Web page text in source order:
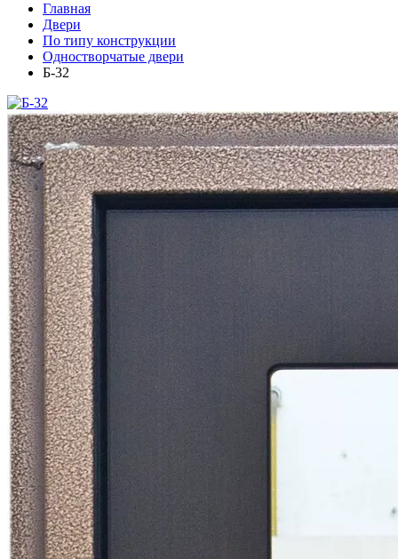
Главная
Двери
По типу конструкции
Одностворчатые двери
Б-32